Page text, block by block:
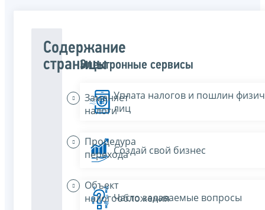
Содержание
страницы
Заменяет
налоги
Процедура
перехода
Объект
налогообложения
Электронные сервисы
Уплата налогов и пошлин
лиц
Создай свой бизнес
Часто задаваемые вопросы